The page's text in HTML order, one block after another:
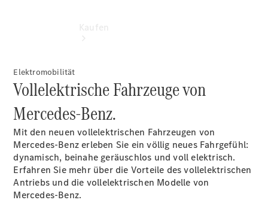
Übersicht
Modellübersicht
Konfigurator
Probefahrt
buchen
Online
Store
Elektromobilität
Vollelektrische Fahrzeuge von
Mercedes-Benz.
Mit den neuen vollelektrischen Fahrzeugen von
Mercedes-Benz erleben Sie ein völlig neues Fahrgefühl:
dynamisch, beinahe geräuschlos und voll elektrisch.
Erfahren Sie mehr über die Vorteile des vollelektrischen
Antriebs und die vollelektrischen Modelle von
Mercedes-Benz.